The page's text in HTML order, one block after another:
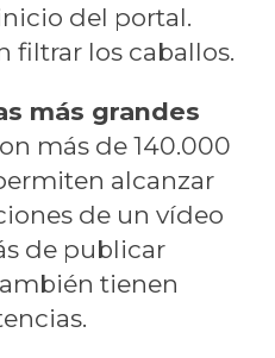
del portal.
filtrar los caballos.
más grandes
más de 140.000
alcanzar
de un vídeo
de publicar
tienen